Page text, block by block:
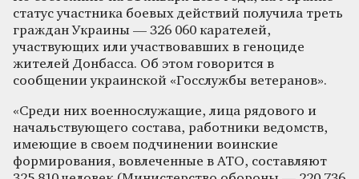
статус участника боевых действий получила треть
граждан Украины — 326 060 карателей,
участвующих или участвовавших в геноциде
жителей Донбасса. Об этом говорится в
сообщении украинской «Госслужбы ветеранов».
«Среди них военнослужащие, лица рядового и
начальствующего состава, работники ведомств,
имеющие в своем подчинении воинские
формирования, вовлеченные в АТО, составляют